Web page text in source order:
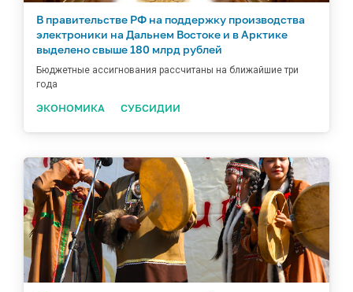
В правительстве РФ на поддержку производства
электроники на Дальнем Востоке и в Арктике
выделено свыше 180 млрд рублей
Бюджетные ассигнования рассчитаны на ближайшие три
года
ЭКОНОМИКА СУБСИДИИ